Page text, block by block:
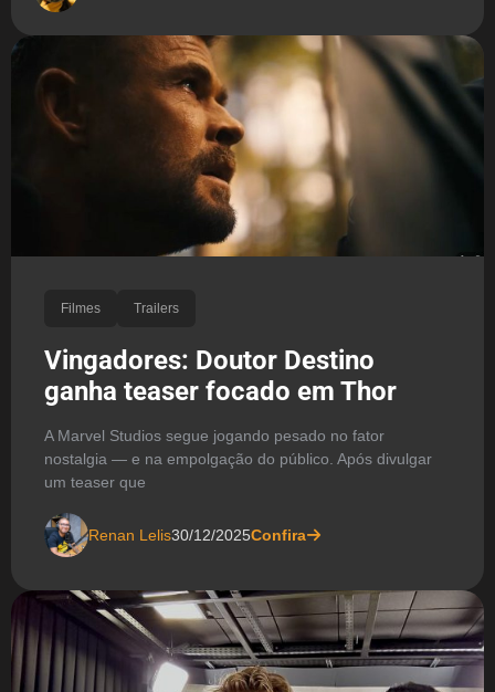
Filmes Trailers
Vingadores: Doutor Destino
ganha teaser focado em Thor
A Marvel Studios segue jogando pesado no fator
nostalgia — e na empolgação do público. Após divulgar
um teaser que
Renan Lelis30/12/2025Confira